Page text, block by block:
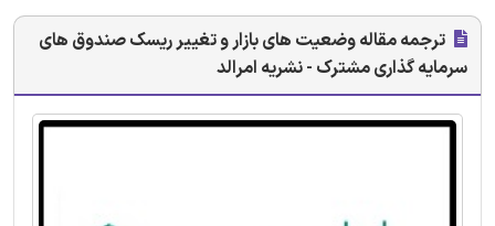
ترجمه مقاله وضعیت های بازار و تغییر ریسک صندوق های
سرمایه گذاری مشترک - نشریه امرالد